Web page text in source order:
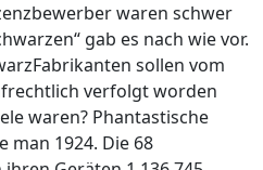
waren schwer
gab es nach wie vor.
sollen vom
verfolgt worden
waren? Phantastische
1924. Die 68